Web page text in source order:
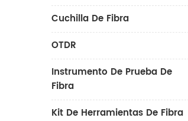
Cuchilla De Fibra
OTDR
Instrumento De Prueba De
Fibra
Kit De Herramientas De Fibra